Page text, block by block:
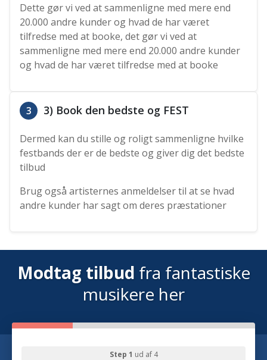
Dette gør vi ved at sammenligne med mere end
20.000 andre kunder og hvad de har været
tilfredse med at booke, det gør vi ved at
sammenligne med mere end 20.000 andre kunder
og hvad de har været tilfredse med at booke
3 3) Book den bedste og FEST
Dermed kan du stille og roligt sammenligne hvilke
festbands der er de bedste og giver dig det bedste
tilbud
Brug også artisternes anmeldelser til at se hvad
andre kunder har sagt om deres præstationer
Modtag tilbud fra fantastiske
musikere her
Step 1 ud af 4